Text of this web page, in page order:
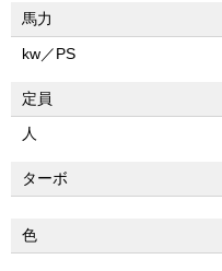
馬力
kw／PS
定員
人
ターボ
色